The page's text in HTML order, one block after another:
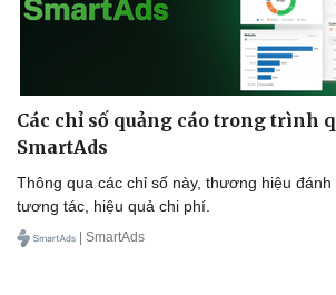
Các chỉ số quảng cáo trong trình
SmartAds
Thông qua các chỉ số này, thương hiệu
tương tác, hiệu quả chi phí.
| SmartAds